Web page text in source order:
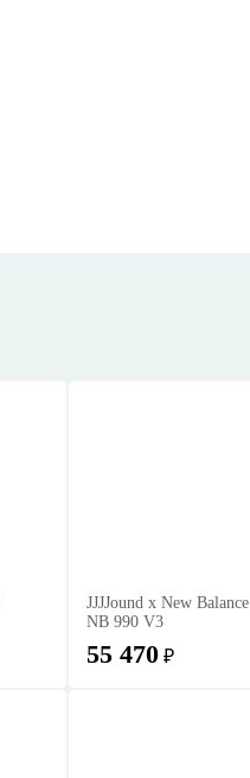
JJJJound x New Balance
NB 990 V3
55 470₽